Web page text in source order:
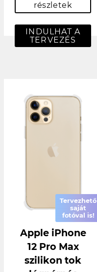
részletek
INDULHAT A
TERVEZÉS
Tervezhető
saját
fotóval is!
Apple iPhone
12 Pro Max
szilikon tok